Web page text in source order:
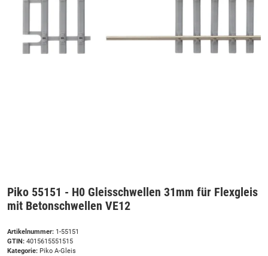
Piko 55151 - H0 Gleisschwellen 31mm für Flexgleis
mit Betonschwellen VE12
Artikelnummer: 1-55151
GTIN: 4015615551515
Kategorie: Piko A-Gleis